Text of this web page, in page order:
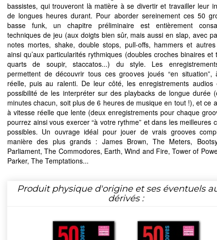
bassistes, qui trouveront là matière à se divertir et travailler leur
de longues heures durant. Pour aborder sereinement ces 50
basse funk, un chapitre préliminaire est entièrement
techniques de jeu (aux doigts bien sûr, mais aussi en slap, avec
notes mortes, shake, double stops, pull-offs, hammers et
ainsi qu’aux particularités rythmiques (doubles croches binaires et
quarts de soupir, staccatos...) du style. Les
permettent de découvrir tous ces grooves joués “en situation”,
réelle, puis au ralenti. De leur côté, les enregistrements audios
possibilité de les interpréter sur des playbacks de longue durée
minutes chacun, soit plus de 6 heures de musique en tout !), et ce
à vitesse réelle que lente (deux enregistrements pour chaque
pourrez ainsi vous exercer “à votre rythme” et dans les meilleures
possibles. Un ouvrage idéal pour jouer de vrais grooves
manière des plus grands : James Brown, The Meters,
Parliament, The Commodores, Earth, Wind and Fire, Tower of
Parker, The Temptations...
Produit physique d'origine et ses éventuels
dérivés :